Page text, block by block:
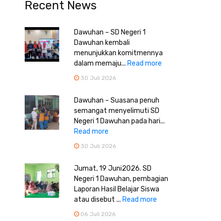
Recent News
Dawuhan – SD Negeri 1
Dawuhan kembali
menunjukkan komitmennya
dalam memaju... Read more
30 Juli 2026
Dawuhan – Suasana penuh
semangat menyelimuti SD
Negeri 1 Dawuhan pada hari...
Read more
30 Juli 2026
Jumat, 19 Juni2026. SD
Negeri 1 Dawuhan, pembagian
Laporan Hasil Belajar Siswa
atau disebut ... Read more
06 Juli 2026